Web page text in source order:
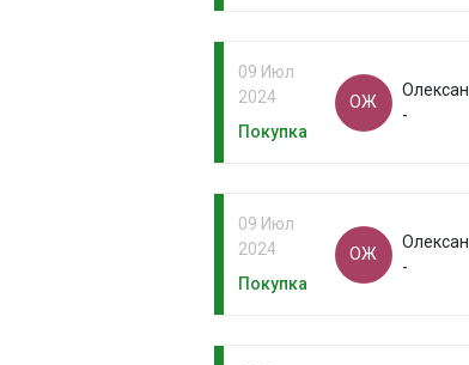
09 Июл
2024
Покупка
ОЖ
-
09 Июл
2024
Покупка
ОЖ
-